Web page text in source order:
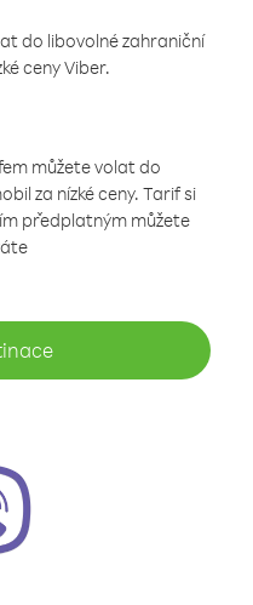
do libovolné zahraniční
ceny Viber.
můžete volat do
za nízké ceny. Tarif si
předplatným můžete